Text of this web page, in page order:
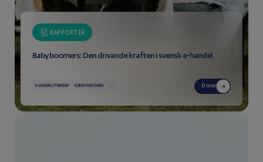
RAPPORTER
Baby boomers: Den drivande kraften i svensk e-handel
E-HANDELSTRENDER KUNDOMDÖMEN ... 0 min